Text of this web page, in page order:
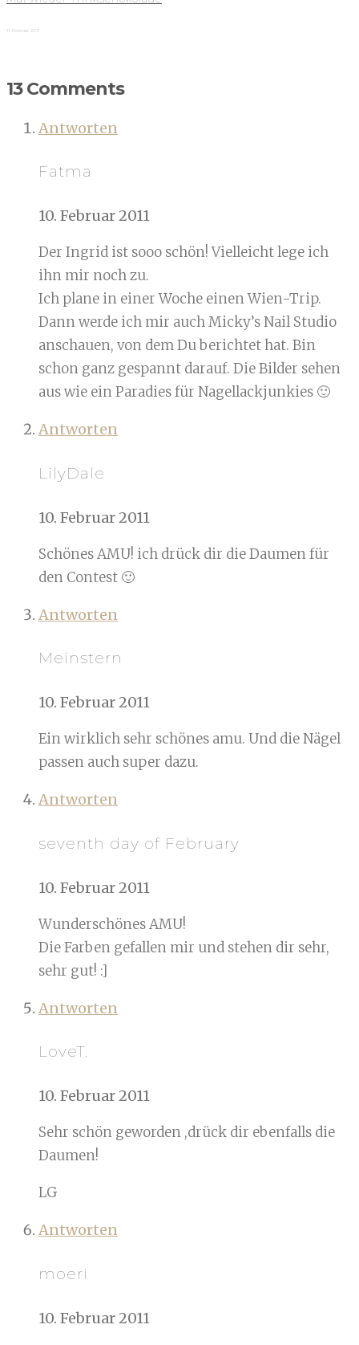
11. Februar 2011
13 Comments
Antworten
Fatma
10. Februar 2011
Der Ingrid ist sooo schön! Vielleicht lege ich
ihn mir noch zu.
Ich plane in einer Woche einen Wien-Trip.
Dann werde ich mir auch Micky’s Nail Studio
anschauen, von dem Du berichtet hat. Bin
schon ganz gespannt darauf. Die Bilder sehen
aus wie ein Paradies für Nagellackjunkies 🙂
Antworten
LilyDale
10. Februar 2011
Schönes AMU! ich drück dir die Daumen für
den Contest 🙂
Antworten
Meinstern
10. Februar 2011
Ein wirklich sehr schönes amu. Und die Nägel
passen auch super dazu.
Antworten
seventh day of February
10. Februar 2011
Wunderschönes AMU!
Die Farben gefallen mir und stehen dir sehr,
sehr gut! :]
Antworten
LoveT.
10. Februar 2011
Sehr schön geworden ,drück dir ebenfalls die
Daumen!
LG
Antworten
moeri
10. Februar 2011